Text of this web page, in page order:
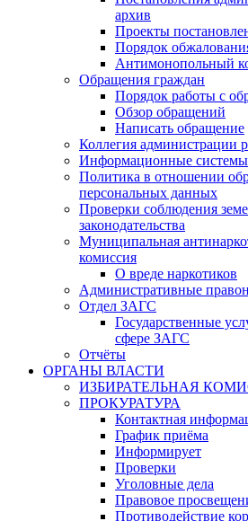
архив
Проекты
Порядок
Антимонопольный
Обращения граждан
Порядок работы с
Обзор обращений
Написать обращение
Коллегия администрации
Информационные системы
Политика в отношении
персональных данных
Проверки соблюдения
законодательства
Муниципальная
комиссия
О вреде наркотиков
Административные
Отдел ЗАГС
Государственные
сфере ЗАГС
Отчёты
ОРГАНЫ ВЛАСТИ
ИЗБИРАТЕЛЬНАЯ
ПРОКУРАТУРА
Контактная
График приёма
Информирует
Проверки
Уголовные дела
Правовое
Противодействие